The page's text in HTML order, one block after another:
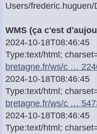
Users/
WMS (ça c'est
2024-10-
Type:text/html;
bretagne.fr/ws/c …
2024-10-
Type:text/html;
bretagne.fr/ws/c …
2024-10-
Type:text/html;